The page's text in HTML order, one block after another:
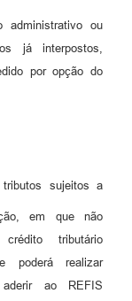
administrativo ou
já interpostos,
por opção do
sujeitos a
em que não
tributário
poderá realizar
ao REFIS